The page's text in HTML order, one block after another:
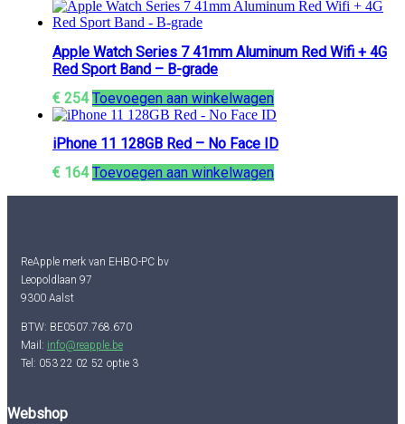
Apple Watch Series 7 41mm Aluminum Red Wifi + 4G
Red Sport Band – B-grade
€ 254 Toevoegen aan winkelwagen
iPhone 11 128GB Red – No Face ID
€ 164 Toevoegen aan winkelwagen
ReApple merk van EHBO-PC bv
Leopoldlaan 97
9300 Aalst
BTW: BE0507.768.670
Mail: info@reapple.be
Tel: 053 22 02 52 optie 3
Webshop